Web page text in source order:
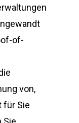
of-
von,
für Sie